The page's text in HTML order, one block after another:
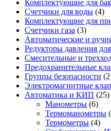
Комплектующие для
Счетчики для воды (4)
Комплектующие для
Счетчики газа (3)
Автоматические и
Редукторы давления
Смесительные и
Предохранительные
Группы безопасности
Электромагнитные
Автоматика и КИП (25)
Манометры (6)
Термоманометры
Термометры (4)